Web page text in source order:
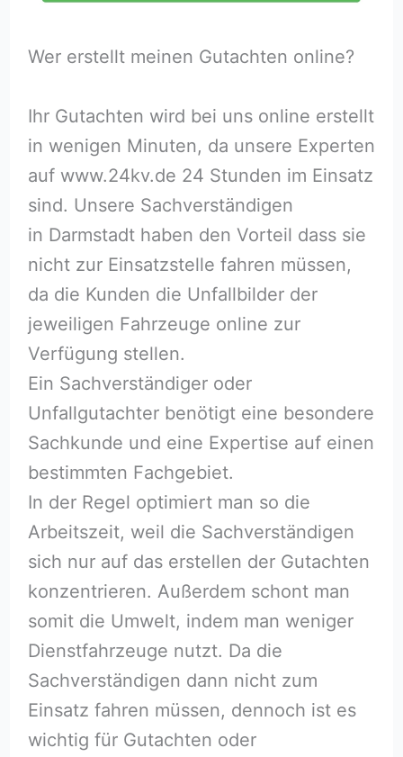
Wer erstellt meinen Gutachten online?
Ihr Gutachten wird bei uns online erstellt
in wenigen Minuten, da unsere Experten
auf www.24kv.de 24 Stunden im Einsatz
sind. Unsere Sachverständigen
in Darmstadt haben den Vorteil dass sie
nicht zur Einsatzstelle fahren müssen,
da die Kunden die Unfallbilder der
jeweiligen Fahrzeuge online zur
Verfügung stellen.
Ein Sachverständiger oder
Unfallgutachter benötigt eine besondere
Sachkunde und eine Expertise auf einen
bestimmten Fachgebiet.
In der Regel optimiert man so die
Arbeitszeit, weil die Sachverständigen
sich nur auf das erstellen der Gutachten
konzentrieren. Außerdem schont man
somit die Umwelt, indem man weniger
Dienstfahrzeuge nutzt. Da die
Sachverständigen dann nicht zum
Einsatz fahren müssen, dennoch ist es
wichtig für Gutachten oder